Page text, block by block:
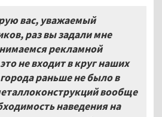
вас, уважаемый
раз вы задали мне
рекламной
не входит в круг наших
раньше не было в
вообще
наведения на